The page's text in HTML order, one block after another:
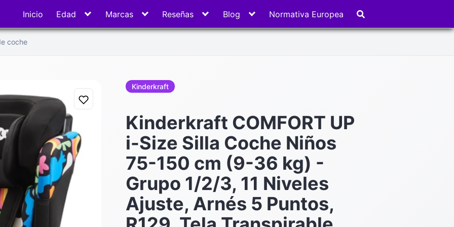
Inicio Edad Marcas Reseñas Blog Normativa Europea
coche
Kinderkraft
Kinderkraft COMFORT UP
i-Size Silla Coche Niños
75-150 cm (9-36 kg) -
Grupo 1/2/3, 11 Niveles
Ajuste, Arnés 5 Puntos,